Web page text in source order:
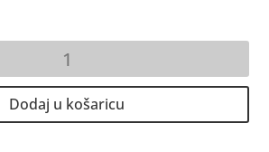
Dodaj u košaricu